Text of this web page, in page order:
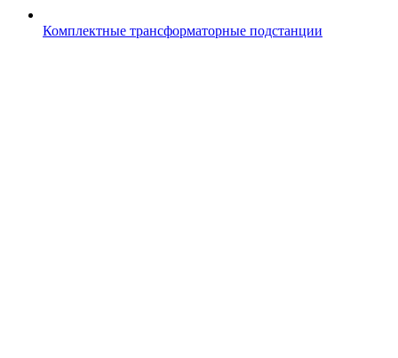
Комплектные трансформаторные подстанции